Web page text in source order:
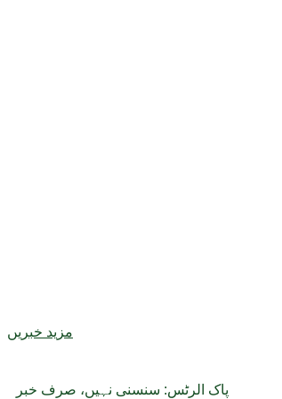
مزید خبریں
پاک الرٹس: سنسنی نہیں، صرف خبر